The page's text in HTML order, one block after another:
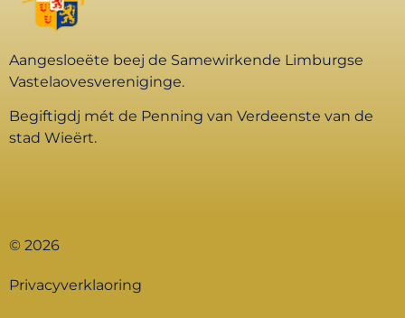
Aangesloeëte beej de Samewirkende Limburgse
Vastelaovesvereniginge.
Begiftigdj mét de Penning van Verdeenste van de
stad Wieërt.
© 2026
Privacyverklaoring